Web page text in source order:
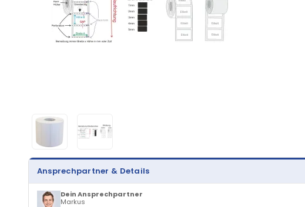
Ansprechpartner & Details
Dein Ansprechpartner
Markus